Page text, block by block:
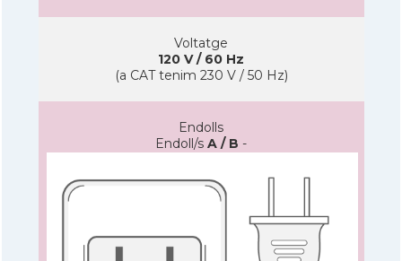
Voltatge
120 V / 60 Hz
(a CAT tenim 230 V / 50 Hz)
Endolls
Endoll/s A / B -